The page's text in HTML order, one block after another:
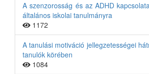
A szenzorosság és az ADHD
általános iskolai tanulmányra
1172
A tanulási motiváció jellegzetességei
tanulók körében
1084